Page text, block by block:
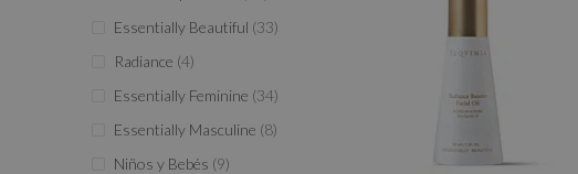
Essentially Beautiful 33
productos
Radiance 4
productos
Essentially Feminine 34
productos
Essentially Masculine 8
productos
Niños y Bebés 9
productos